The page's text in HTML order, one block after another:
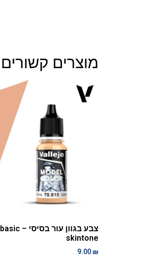
מוצרים קשורים
צבע בגוון עור בסיסי – basic
skintone
9.00₪